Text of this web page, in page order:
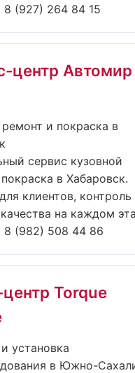
8 (927) 264 84 15
центр Автомир
и покраска в
сервис кузовной
в Хабаровск.
клиентов, контроль
на каждом
8 (982) 508 44 86
Torque
установка
в Южно-